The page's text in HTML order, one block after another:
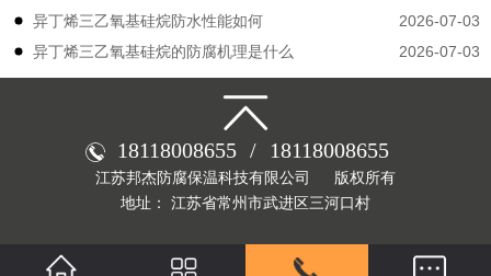
2026-07-03
异丁烯三乙氧基硅烷防水性能如何
2026-07-03
异丁烯三乙氧基硅烷的防腐机理是什么
18118008655 / 18118008655
江苏邦杰防腐保温科技有限公司
版权所有
地址： 江苏省常州市武进区三河口村